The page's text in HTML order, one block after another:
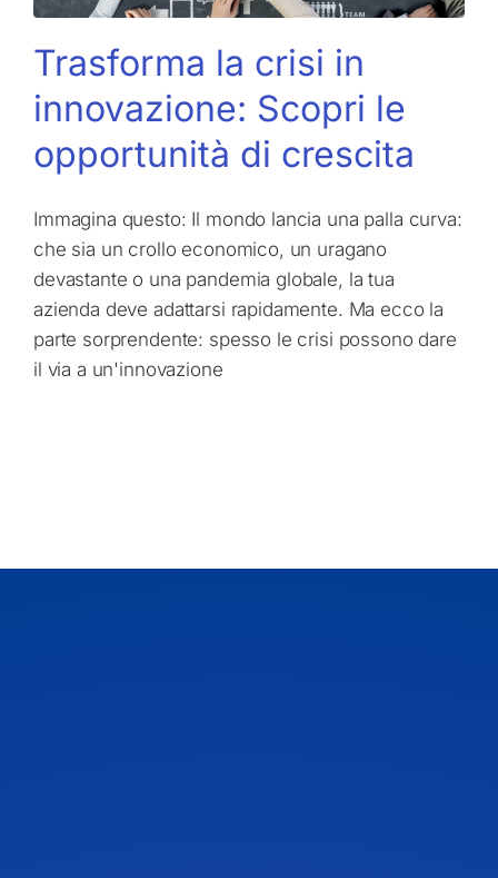
Trasforma la crisi in
innovazione: Scopri le
opportunità di crescita
Immagina questo: Il mondo lancia una palla curva:
che sia un crollo economico, un uragano
devastante o una pandemia globale, la tua
azienda deve adattarsi rapidamente. Ma ecco la
parte sorprendente: spesso le crisi possono dare
il via a un'innovazione